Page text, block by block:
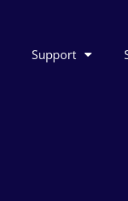
Support